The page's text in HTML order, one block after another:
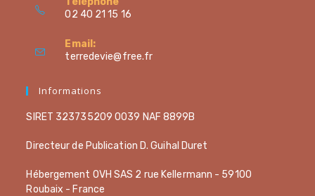
02 40 21 15 16
Email:
terredevie@free.fr
Informations
SIRET 323735209 0039 NAF 8899B
Directeur de Publication D. Guihal Duret
Hébergement OVH SAS 2 rue Kellermann - 59100
Roubaix - France